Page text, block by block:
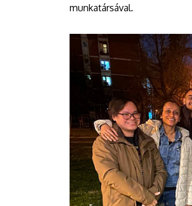
munkatársával.